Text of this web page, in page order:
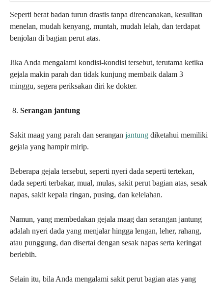
Seperti berat badan turun drastis tanpa direncanakan, kesulitan
menelan, mudah kenyang, muntah, mudah lelah, dan terdapat
benjolan di bagian perut atas.
Jika Anda mengalami kondisi-kondisi tersebut, terutama ketika
gejala makin parah dan tidak kunjung membaik dalam 3
minggu, segera periksakan diri ke dokter.
Serangan jantung
Sakit maag yang parah dan serangan jantung diketahui memiliki
gejala yang hampir mirip.
Beberapa gejala tersebut, seperti nyeri dada seperti tertekan,
dada seperti terbakar, mual, mulas, sakit perut bagian atas, sesak
napas, sakit kepala ringan, pusing, dan kelelahan.
Namun, yang membedakan gejala maag dan serangan jantung
adalah nyeri dada yang menjalar hingga lengan, leher, rahang,
atau punggung, dan disertai dengan sesak napas serta keringat
berlebih.
Selain itu, bila Anda mengalami sakit perut bagian atas yang